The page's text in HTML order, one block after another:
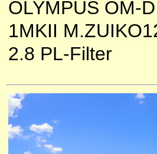
OLYMPUS OM-
1MKII
2.8 PL-Filter